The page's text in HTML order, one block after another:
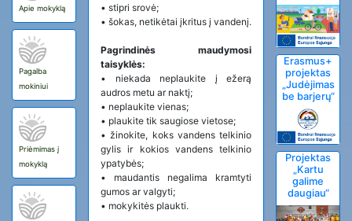
Apie mokyklą
Pagalba
mokiniui
Priėmimas į
mokyklą
• stipri srovė;
• šokas, netikėtai įkritus į vandenį.
Pagrindinės maudymosi
taisyklės:
• niekada neplaukite į ežerą
audros metu ar naktį;
• neplaukite vienas;
• plaukite tik saugiose vietose;
• žinokite, koks vandens telkinio
gylis ir kokios vandens telkinio
ypatybės;
• maudantis negalima kramtyti
gumos ar valgyti;
• mokykitės plaukti.
Erasmus+
projektas
„Judėjimas
be barjerų“
Projektas
„Kartu
galime
daugiau“